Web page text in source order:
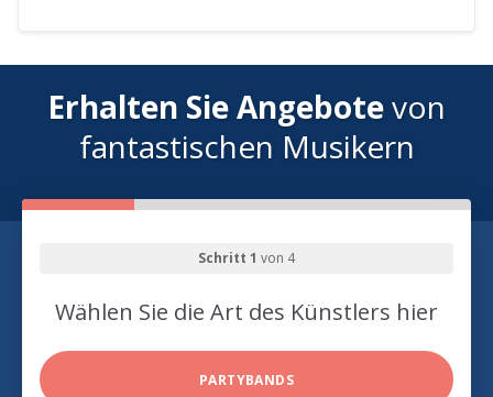
Erhalten Sie Angebotevon
fantastischen Musikern
Schritt 1 von 4
Wählen Sie die Art des Künstlers hier
PARTYBANDS